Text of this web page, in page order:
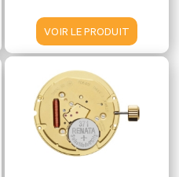
VOIR LE PRODUIT